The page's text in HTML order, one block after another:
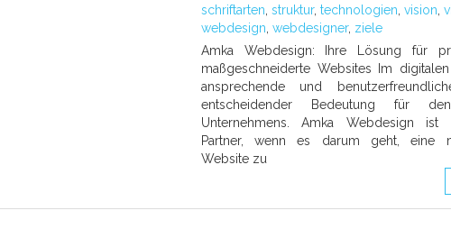
schriftarten struktur, technologien vision
webdesign webdesigner, ziele
Amka Webdesign: Ihre Lösung für
maßgeschneiderte Websites Im
ansprechende und
entscheidender Bedeutung für
Unternehmens. Amka Webdesign ist
Partner, wenn es darum geht, eine
Website zu